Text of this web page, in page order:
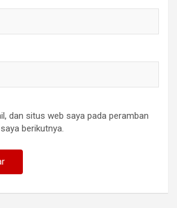
dan situs web saya pada peramban
berikutnya.